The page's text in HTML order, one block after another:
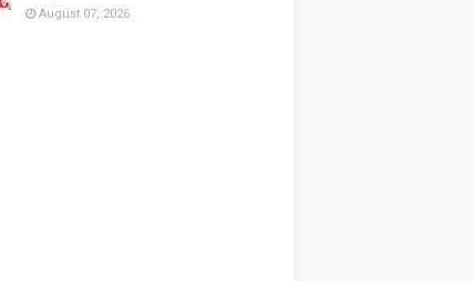
August 07, 2026